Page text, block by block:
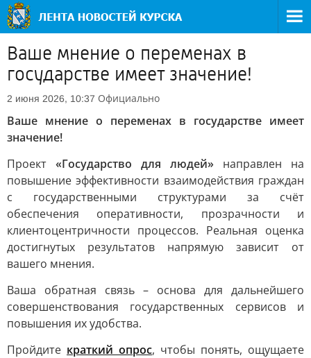
Ваше мнение о переменах в
государстве имеет значение!
2 июня 2026, 10:37 Официально
Ваше мнение о переменах в государстве имеет
значение!
Проект «Государство для людей» направлен на
повышение эффективности взаимодействия граждан
с государственными структурами за счёт
обеспечения оперативности, прозрачности и
клиентоцентричности процессов. Реальная оценка
достигнутых результатов напрямую зависит от
вашего мнения.
Ваша обратная связь – основа для дальнейшего
совершенствования государственных сервисов и
повышения их удобства.
Пройдите краткий опрос, чтобы понять, ощущаете